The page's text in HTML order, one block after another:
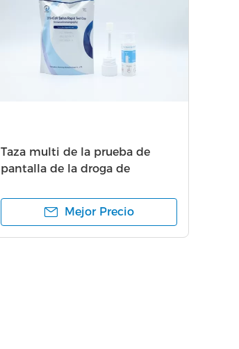
Taza multi de la prueba de
pantalla de la droga de
del equipo de la colección de la
Mejor Precio